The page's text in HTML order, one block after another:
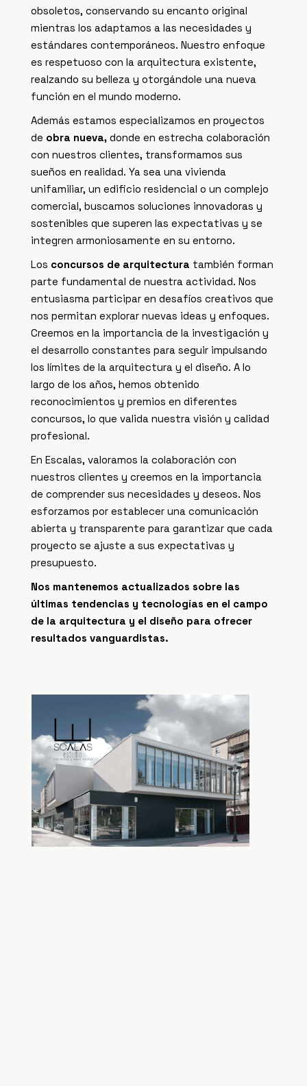
obsoletos, conservando su encanto original
mientras los adaptamos a las necesidades y
estándares contemporáneos. Nuestro enfoque
es respetuoso con la arquitectura existente,
realzando su belleza y otorgándole una nueva
función en el mundo moderno.
Además estamos especializamos en proyectos
de obra nueva, donde en estrecha colaboración
con nuestros clientes, transformamos sus
sueños en realidad. Ya sea una vivienda
unifamiliar, un edificio residencial o un complejo
comercial, buscamos soluciones innovadoras y
sostenibles que superen las expectativas y se
integren armoniosamente en su entorno.
Los concursos de arquitectura también forman
parte fundamental de nuestra actividad. Nos
entusiasma participar en desafíos creativos que
nos permitan explorar nuevas ideas y enfoques.
Creemos en la importancia de la investigación y
el desarrollo constantes para seguir impulsando
los límites de la arquitectura y el diseño. A lo
largo de los años, hemos obtenido
reconocimientos y premios en diferentes
concursos, lo que valida nuestra visión y calidad
profesional.
En Escalas, valoramos la colaboración con
nuestros clientes y creemos en la importancia
de comprender sus necesidades y deseos. Nos
esforzamos por establecer una comunicación
abierta y transparente para garantizar que cada
proyecto se ajuste a sus expectativas y
presupuesto.
Nos mantenemos actualizados sobre las
últimas tendencias y tecnologías en el campo
de la arquitectura y el diseño para ofrecer
resultados vanguardistas.